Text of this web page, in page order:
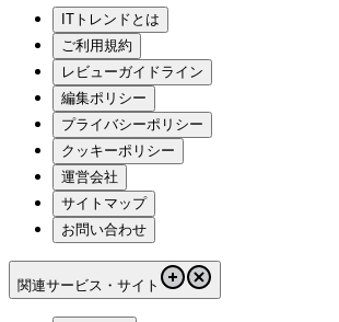
ITトレンドとは
ご利用規約
レビューガイドライン
編集ポリシー
プライバシーポリシー
クッキーポリシー
運営会社
サイトマップ
お問い合わせ
関連サービス・サイト